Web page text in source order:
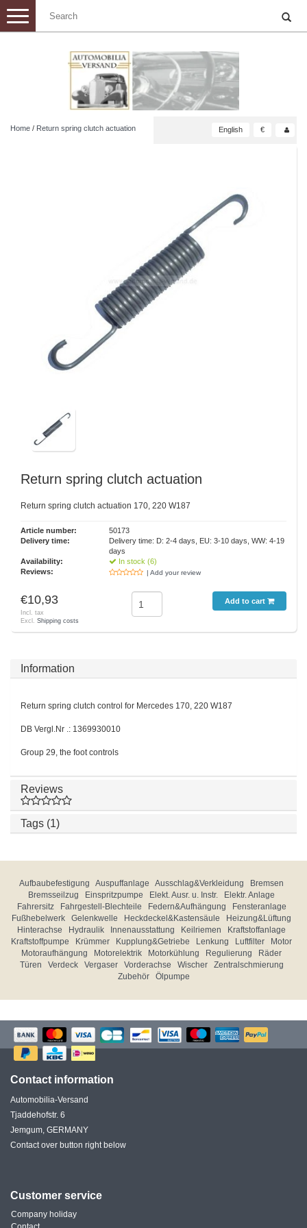
Toggle
navigation
Home / Return spring clutch actuation English €
Return spring clutch actuation
Return spring clutch actuation 170, 220 W187
Article number:
50173
Delivery time:
Delivery time: D: 2-4 days, EU: 3-10 days, WW: 4-19
days
Availability:
In stock (6)
Reviews:
| Add your review
€10,93
Incl. tax
Excl. Shipping costs
Add to cart
Information
Return spring clutch control for Mercedes 170, 220 W187
DB Vergl.Nr .: 1369930010
Group 29, the foot controls
Reviews
Tags (1)
Aufbaubefestigung Auspuffanlage Ausschlag&Verkleidung
Bremsen
Bremsseilzug
Einspritzpumpe Elekt. Ausr. u. Instr.
Elektr. Anlage
Fahrersitz
Fahrgestell-Blechteile Federn&Aufhängung
Fensteranlage
Fußhebelwerk
Gelenkwelle Heckdeckel&Kastensäule
Heizung&Lüftung
Hinterachse
Hydraulik Innenausstattung Keilriemen
Kraftstoffanlage
Kraftstoffpumpe
Krümmer Kupplung&Getriebe Lenkung Luftfilter
Motor
Motoraufhängung
Motorelektrik Motorkühlung Regulierung
Räder
Türen
Verdeck Vergaser Vorderachse Wischer
Zentralschmierung
Zubehör
Ölpumpe
Contact information
Automobilia-Versand
Tjaddehofstr. 6
Jemgum, GERMANY
Contact over button right below
Customer service
Company holiday